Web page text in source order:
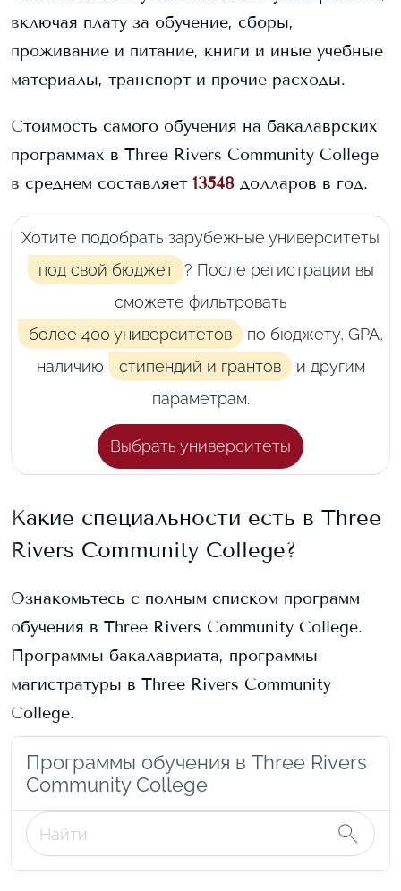
включая плату за обучение, сборы,
проживание и питание, книги и иные учебные
материалы, транспорт и прочие расходы.
Стоимость самого обучения на бакалаврских
программах в Three Rivers Community College
в среднем составляет 13548 долларов в год.
Хотите подобрать зарубежные университеты
под свой бюджет ? После регистрации вы
сможете фильтровать
более 400 университетов
по бюджету, GPA,
наличию
стипендий и грантов и другим
параметрам.
Выбрать университеты
Какие специальности есть в Three
Rivers Community College?
Ознакомьтесь с полным списком программ
обучения в Three Rivers Community College.
Программы бакалавриата, программы
магистратуры в Three Rivers Community
College.
Программы обучения в Three Rivers
Community College